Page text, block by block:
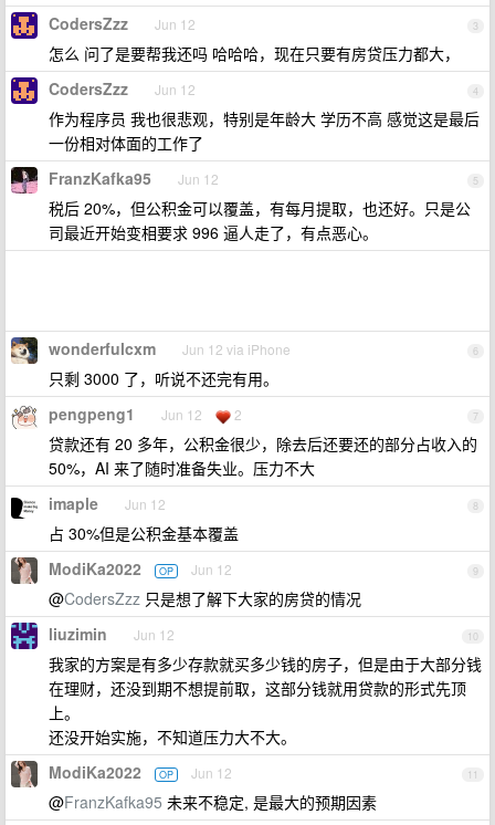
3
CodersZzz Jun 12
怎么 问了是要帮我还吗 哈哈哈，现在只要有房贷压力都大，
4
CodersZzz Jun 12
作为程序员 我也很悲观，特别是年龄大 学历不高 感觉这是最后
一份相对体面的工作了
5
FranzKafka95 Jun 12
税后 20%，但公积金可以覆盖，有每月提取，也还好。只是公
司最近开始变相要求 996 逼人走了，有点恶心。
6
wonderfulcxm Jun 12 via iPhone
只剩 3000 了，听说不还完有用。
7
pengpeng1 Jun 12 2
贷款还有 20 多年，公积金很少，除去后还要还的部分占收入的
50%，AI 来了随时准备失业。压力不大
8
imaple Jun 12
占 30%但是公积金基本覆盖
9
ModiKa2022 OP Jun 12
@CodersZzz 只是想了解下大家的房贷的情况
10
liuzimin Jun 12
我家的方案是有多少存款就买多少钱的房子，但是由于大部分钱
在理财，还没到期不想提前取，这部分钱就用贷款的形式先顶
上。
还没开始实施，不知道压力大不大。
11
ModiKa2022 OP Jun 12
@FranzKafka95 未来不稳定, 是最大的预期因素